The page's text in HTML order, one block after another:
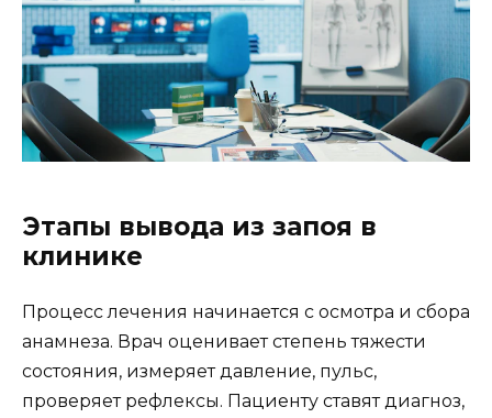
Этапы вывода из запоя в
клинике
Процесс лечения начинается с осмотра и сбора
анамнеза. Врач оценивает степень тяжести
состояния, измеряет давление, пульс,
проверяет рефлексы. Пациенту ставят диагноз,